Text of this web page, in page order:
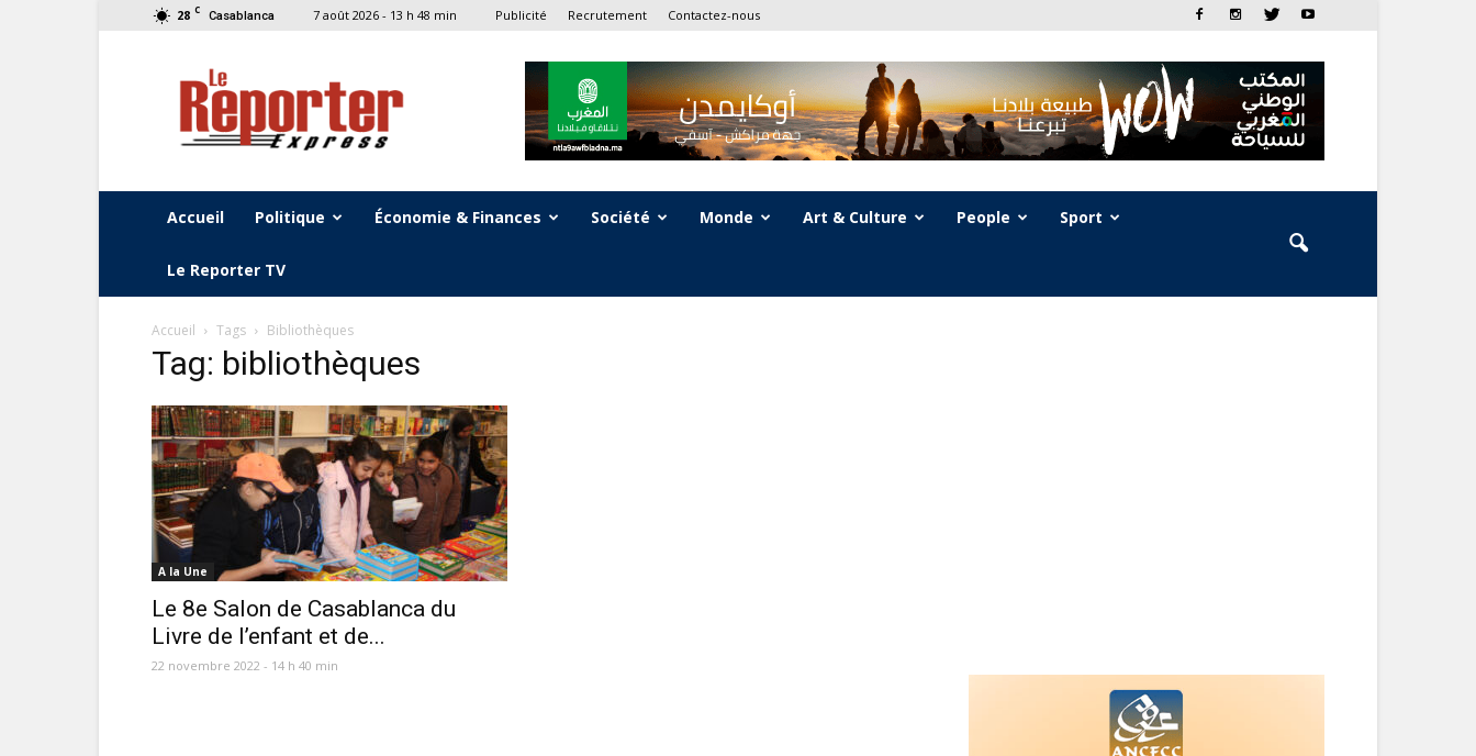
28 C Casablanca 7 août 2026 - 13 h 48 min Publicité Recrutement Contactez-nous
Le
Reporter
Express
Accueil Politique Économie & Finances Société Monde Art & Culture People Sport
Le Reporter TV
Accueil Tags Bibliothèques
Tag: bibliothèques
A la Une
Le 8e Salon de Casablanca du
Livre de l’enfant et de...
22 novembre 2022 - 14 h 40 min